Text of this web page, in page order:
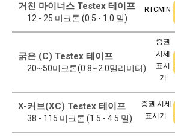
거친 마이너스 Testex 테이프
12 - 25 미크론 (0.5 - 1.0 밀)
RTCMIN
굵은 (C) Testex 테이프
20~50미크론(0.8~2.0밀리미터)
증권
시세
표시
기
X-커브(XC) Testex 테이프
38 - 115 미크론 (1.5 - 4.5 밀)
증권 시세
표시기